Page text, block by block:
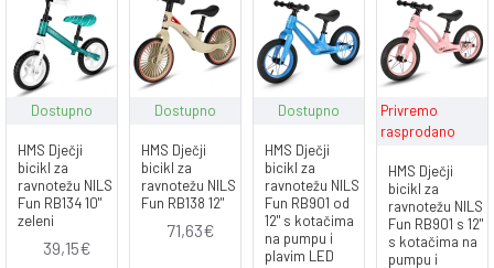
Dostupno
HMS Dječji
bicikl za
ravnotežu NILS
Fun RB134 10"
zeleni
39,15€
Dostupno
HMS Dječji
bicikl za
ravnotežu NILS
Fun RB138 12"
71,63€
Dostupno
HMS Dječji
bicikl za
ravnotežu NILS
Fun RB901 od
12" s kotačima
na pumpu i
plavim LED
Privremo
rasprodano
HMS Dječji
bicikl za
ravnotežu NILS
Fun RB901 s 12"
s kotačima na
pumpu i